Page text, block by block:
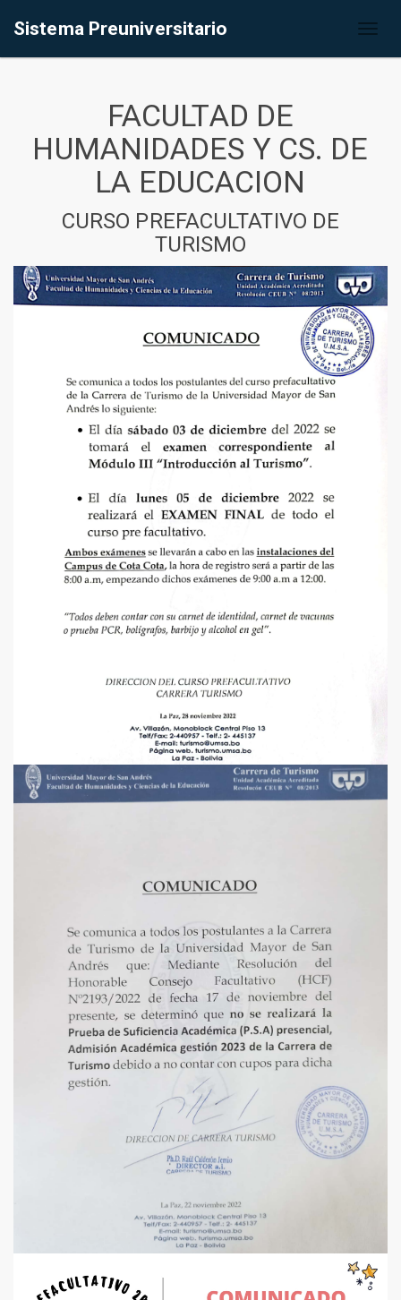
Sistema Preuniversitario
FACULTAD DE
HUMANIDADES Y CS. DE
LA EDUCACION
CURSO PREFACULTATIVO DE
TURISMO